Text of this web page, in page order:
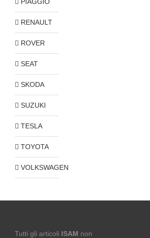
RENAULT
ROVER
SEAT
SKODA
SUZUKI
TESLA
TOYOTA
VOLKSWAGEN
Tutti gli articoli ISAM non